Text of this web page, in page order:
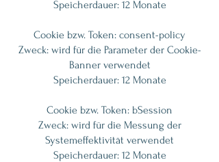
Speicherdauer: 12 Monate
Cookie bzw. Token: consent-policy
Zweck: wird für die Parameter der Cookie-
Banner verwendet
Speicherdauer: 12 Monate
Cookie bzw. Token: bSession
Zweck: wird für die Messung der
Systemeffektivität verwendet
Speicherdauer: 12 Monate